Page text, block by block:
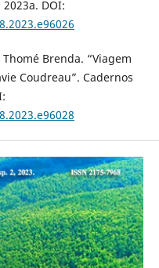
DOI:
Brenda. “Viagem
Coudreau”. Cadernos